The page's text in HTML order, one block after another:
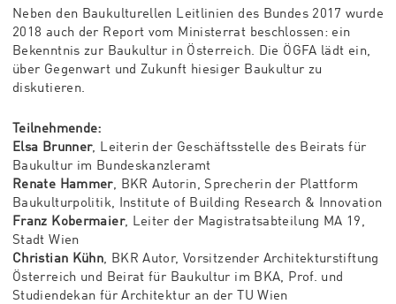
Neben den Baukulturellen Leitlinien des Bundes 2017 wurde
2018 auch der Report vom Ministerrat beschlossen: ein
Bekenntnis zur Baukultur in Österreich. Die ÖGFA lädt ein,
über Gegenwart und Zukunft hiesiger Baukultur zu
diskutieren.
Teilnehmende:
Elsa Brunner, Leiterin der Geschäftsstelle des Beirats für
Baukultur im Bundeskanzleramt
Renate Hammer, BKR Autorin, Sprecherin der Plattform
Baukulturpolitik, Institute of Building Research & Innovation
Franz Kobermaier, Leiter der Magistratsabteilung MA 19,
Stadt Wien
Christian Kühn , BKR Autor, Vorsitzender Architekturstiftung
Österreich und Beirat für Baukultur im BKA, Prof. und
Studiendekan für Architektur an der TU Wien